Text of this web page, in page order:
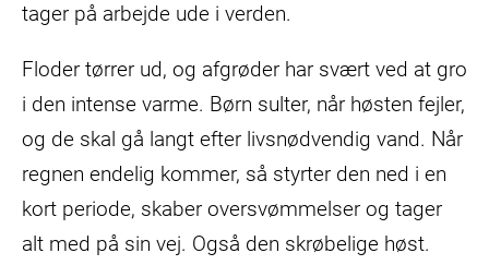
tager på arbejde ude i verden.
Floder tørrer ud, og afgrøder har svært ved at gro
i den intense varme. Børn sulter, når høsten fejler,
og de skal gå langt efter livsnødvendig vand. Når
regnen endelig kommer, så styrter den ned i en
kort periode, skaber oversvømmelser og tager
alt med på sin vej. Også den skrøbelige høst.